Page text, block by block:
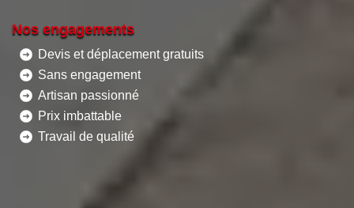
Nos engagements
Devis et déplacement gratuits
Sans engagement
Artisan passionné
Prix imbattable
Travail de qualité